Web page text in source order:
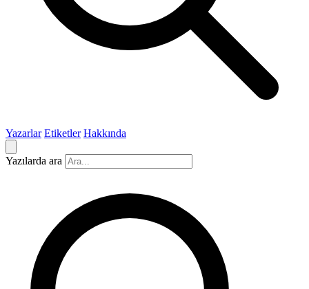
Yazarlar Etiketler Hakkında
Yazılarda ara